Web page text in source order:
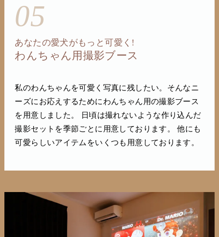
05
あなたの愛犬がもっと可愛く!
わんちゃん用撮影ブース
私のわんちゃんを可愛く写真に残したい。そんなニ
ーズにお応えするためにわんちゃん用の撮影ブース
を用意しました。 日頃は撮れないような作り込んだ
撮影セットを季節ごとに用意しております。 他にも
可愛らしいアイテムをいくつも用意しております。